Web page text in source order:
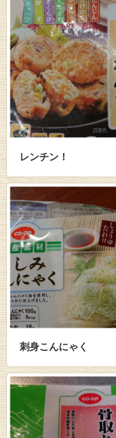
レンチン！
刺身こんにゃく